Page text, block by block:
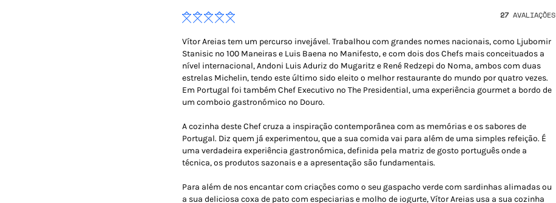
27AVALIAÇÕES
Vítor Areias tem um percurso invejável. Trabalhou com grandes nomes nacionais, como Ljubomir
Stanisic no 100 Maneiras e Luis Baena no Manifesto, e com dois dos Chefs mais conceituados a
nível internacional, Andoni Luis Aduriz do Mugaritz e René Redzepi do Noma, ambos com duas
estrelas Michelin, tendo este último sido eleito o melhor restaurante do mundo por quatro vezes.
Em Portugal foi também Chef Executivo no The Presidential, uma experiência gourmet a bordo de
um comboio gastronómico no Douro.
A cozinha deste Chef cruza a inspiração contemporânea com as memórias e os sabores de
Portugal. Diz quem já experimentou, que a sua comida vai para além de uma simples refeição. É
uma verdadeira experiência gastronómica, definida pela matriz de gosto português onde a
técnica, os produtos sazonais e a apresentação são fundamentais.
Para além de nos encantar com criações como o seu gaspacho verde com sardinhas alimadas ou
a sua deliciosa coxa de pato com especiarias e molho de iogurte, Vítor Areias usa a sua cozinha